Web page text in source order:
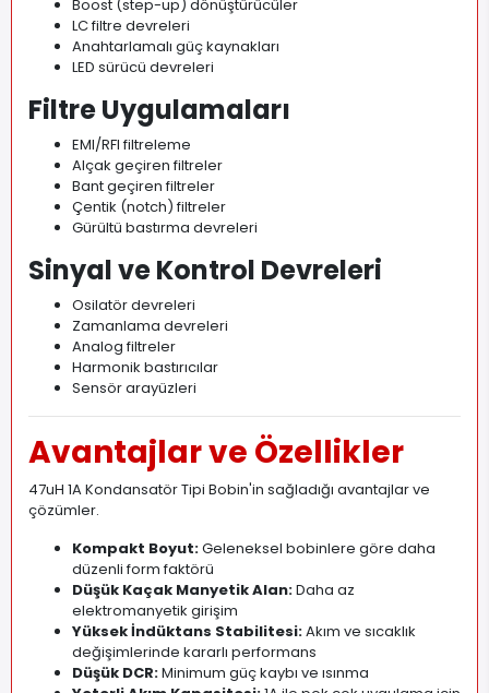
Boost (step-up) dönüştürücüler
LC filtre devreleri
Anahtarlamalı güç kaynakları
LED sürücü devreleri
Filtre Uygulamaları
EMI/RFI filtreleme
Alçak geçiren filtreler
Bant geçiren filtreler
Çentik (notch) filtreler
Gürültü bastırma devreleri
Sinyal ve Kontrol Devreleri
Osilatör devreleri
Zamanlama devreleri
Analog filtreler
Harmonik bastırıcılar
Sensör arayüzleri
Avantajlar ve Özellikler
47uH 1A Kondansatör Tipi Bobin'in sağladığı avantajlar ve
çözümler.
Kompakt Boyut:Geleneksel bobinlere göre daha
düzenli form faktörü
Düşük Kaçak Manyetik Alan:Daha az
elektromanyetik girişim
Yüksek İndüktans Stabilitesi:Akım ve sıcaklık
değişimlerinde kararlı performans
Düşük DCR:Minimum güç kaybı ve ısınma